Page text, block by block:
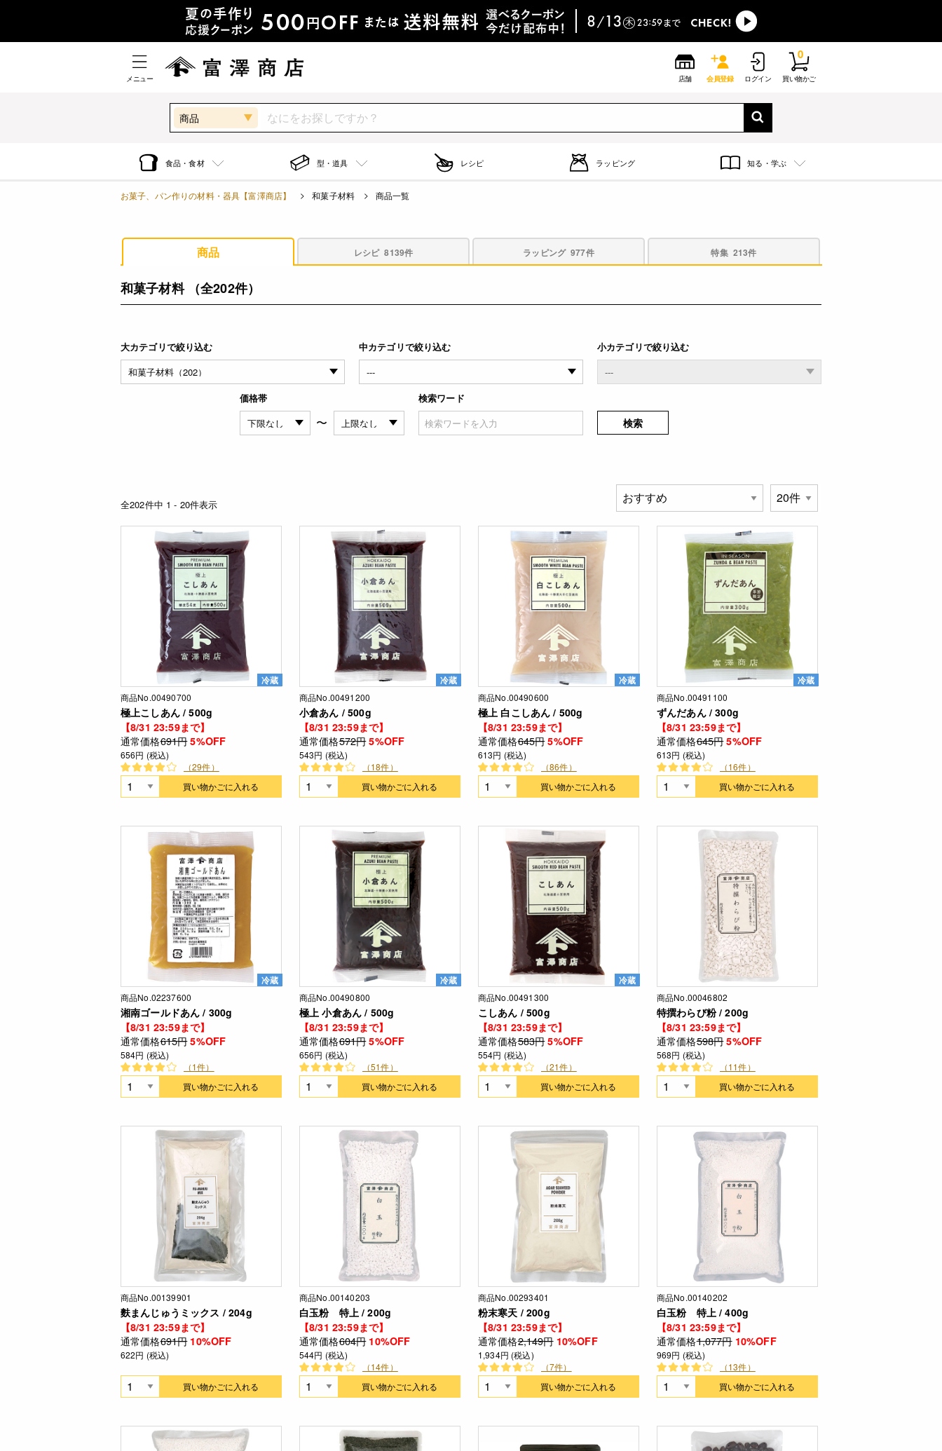
メニュー 店舗 会員登録 ログイン 買い物かご
0
商品
食品・食材 型・道具 レシピ ラッピング 知る・学ぶ
お菓子、パン作りの材料・器具【富澤商店】 和菓子材料 商品一覧
商品 レシピ 8139件 ラッピング 977件 特集 213件
和菓子材料 （全202件）
大カテゴリで絞り込む 中カテゴリで絞り込む 小カテゴリで絞り込む
価格帯
〜
検索ワード
検索
全202件中 1 - 20件表示
冷蔵
商品No.00490700
極上こしあん / 500g
【8/31 23:59まで】
通常価格691円 5%OFF
656円 (税込)
（29件）
買い物かごに入れる
冷蔵
商品No.00491200
小倉あん / 500g
【8/31 23:59まで】
通常価格572円 5%OFF
543円 (税込)
（18件）
買い物かごに入れる
冷蔵
商品No.00490600
極上 白こしあん / 500g
【8/31 23:59まで】
通常価格645円 5%OFF
613円 (税込)
（86件）
買い物かごに入れる
冷蔵
商品No.00491100
ずんだあん / 300g
【8/31 23:59まで】
通常価格645円 5%OFF
613円 (税込)
（16件）
買い物かごに入れる
冷蔵
商品No.02237600
湘南ゴールドあん / 300g
【8/31 23:59まで】
通常価格615円 5%OFF
584円 (税込)
（1件）
買い物かごに入れる
冷蔵
商品No.00490800
極上 小倉あん / 500g
【8/31 23:59まで】
通常価格691円 5%OFF
656円 (税込)
（51件）
買い物かごに入れる
冷蔵
商品No.00491300
こしあん / 500g
【8/31 23:59まで】
通常価格583円 5%OFF
554円 (税込)
（21件）
買い物かごに入れる
商品No.00046802
特撰わらび粉 / 200g
【8/31 23:59まで】
通常価格598円 5%OFF
568円 (税込)
（11件）
買い物かごに入れる
商品No.00139901
麩まんじゅうミックス / 204g
【8/31 23:59まで】
通常価格691円 10%OFF
622円 (税込)
買い物かごに入れる
商品No.00140203
白玉粉 特上 / 200g
【8/31 23:59まで】
通常価格604円 10%OFF
544円 (税込)
（14件）
買い物かごに入れる
商品No.00293401
粉末寒天 / 200g
【8/31 23:59まで】
通常価格2,149円 10%OFF
1,934円 (税込)
（7件）
買い物かごに入れる
商品No.00140202
白玉粉 特上 / 400g
【8/31 23:59まで】
通常価格1,077円 10%OFF
969円 (税込)
（13件）
買い物かごに入れる